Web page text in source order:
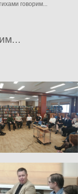
говорим...